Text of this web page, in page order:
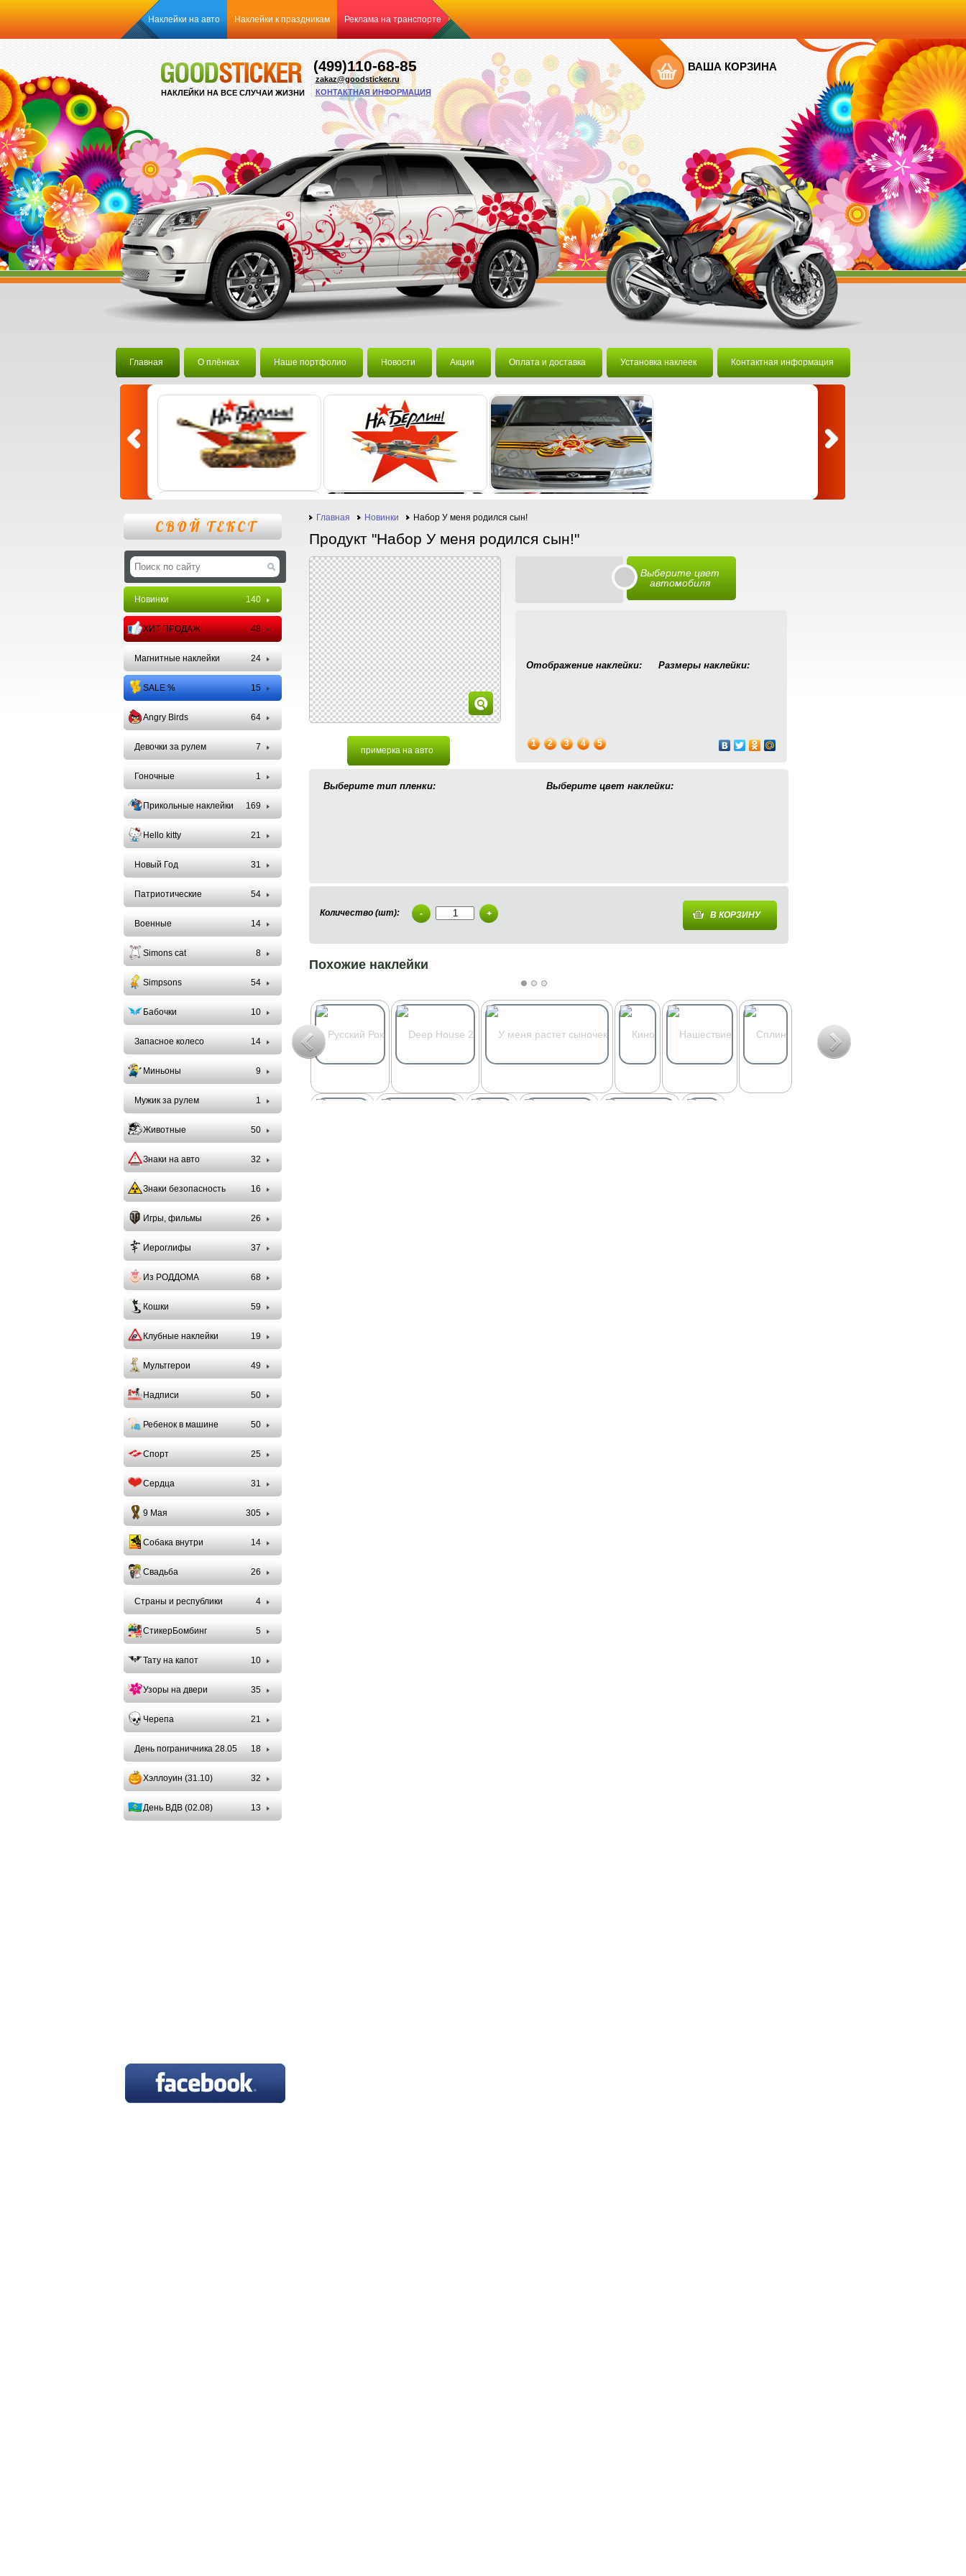
Наклейки на авто Наклейки к праздникам Реклама на транспорте
НАКЛЕЙКИ НА ВСЕ СЛУЧАИ ЖИЗНИ
(499)110-68-85
zakaz@goodsticker.ru
КОНТАКТНАЯ ИНФОРМАЦИЯ
ВАША КОРЗИНА
Главная О плёнках Наше портфолио Новости Акции Оплата и доставка Установка наклеек Контактная информация
Главная Новинки Набор У меня родился сын!
Продукт "Набор У меня родился сын!"
примерка на авто
Выберите цвет
автомобиля
Отображение наклейки: Размеры наклейки:
1 2 3 4 5
Выберите тип пленки: Выберите цвет наклейки:
Количество (шт): - + В КОРЗИНУ
Похожие наклейки
СВОЙ ТЕКСТ
Новинки 140
ХИТ ПРОДАЖ 48
Магнитные наклейки 24
SALE % 15
Angry Birds 64
Девочки за рулем 7
Гоночные 1
Прикольные наклейки 169
Hello kitty 21
Новый Год 31
Патриотические 54
Военные 14
Simons cat 8
Simpsons 54
Бабочки 10
Запасное колесо 14
Миньоны 9
Мужик за рулем 1
Животные 50
Знаки на авто 32
Знаки безопасность 16
Игры, фильмы 26
Иероглифы 37
Из РОДДОМА 68
Кошки 59
Клубные наклейки 19
Мультгерои 49
Надписи 50
Ребенок в машине 50
Спорт 25
Сердца 31
9 Мая 305
Собака внутри 14
Свадьба 26
Страны и республики 4
СтикерБомбинг 5
Тату на капот 10
Узоры на двери 35
Черепа 21
День пограничника 28.05 18
Хэллоуин (31.10) 32
День ВДВ (02.08) 13